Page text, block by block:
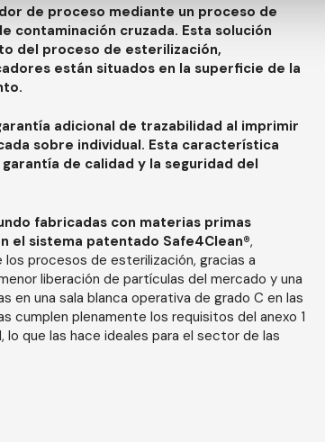
de proceso mediante un proceso de
contaminación cruzada. Esta solución
del proceso de esterilización,
están situados en la superficie de la
adicional de trazabilidad al imprimir
sobre individual. Esta característica
de calidad y la seguridad del
fabricadas con materias primas
el sistema patentado Safe4Clean®,
procesos de esterilización, gracias a
liberación de partículas del mercado y una
una sala blanca operativa de grado C en las
cumplen plenamente los requisitos del anexo 1
que las hace ideales para el sector de las